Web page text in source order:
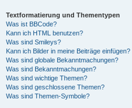
Textformatierung und Thementypen
Was ist BBCode?
Kann ich HTML benutzen?
Was sind Smileys?
Kann ich Bilder in meine Beiträge einfügen?
Was sind globale Bekanntmachungen?
Was sind Bekanntmachungen?
Was sind wichtige Themen?
Was sind geschlossene Themen?
Was sind Themen-Symbole?